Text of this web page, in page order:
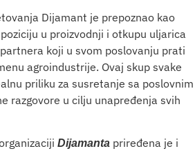
Dijamant je prepoznao kao
u proizvodnji i otkupu uljarica
koji u svom poslovanju prati
agroindustrije. Ovaj skup svake
priliku za susretanje sa poslovnim
razgovore u cilju unapređenja svih
Dijamanta priređena je i